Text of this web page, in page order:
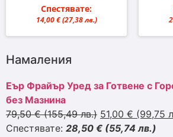
Спестявате:
14,00 €(27,38 лв.)
Намаления
Еър Фрайър Уред за Готвене с
без Мазнина
79,50 €(155,49 лв.) 51,00 € (99,75
Спестявате: 28,50 € (55,74 лв.)